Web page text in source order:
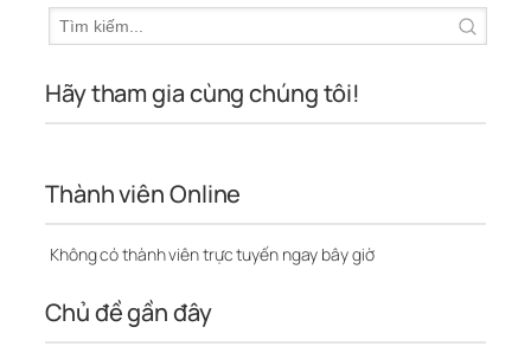
Hãy tham gia cùng chúng tôi!
Thành viên Online
Không có thành viên trực tuyến ngay bây giờ
Chủ đề gần đây